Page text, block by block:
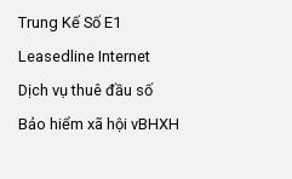
Trung Kế Số E1
Leasedline Internet
Dịch vụ thuê đầu số
Bảo hiểm xã hội vBHXH